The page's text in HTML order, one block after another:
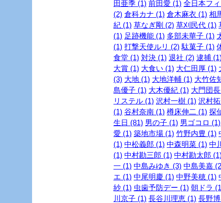
田亜季 (1) 前田愛 (1) 全日本フ
(2) 倉科カナ (1) 倉木麻衣 (1) 相
紀 (1) 草なぎ剛 (2) 草刈民代 (1)
(1) 足跡機能 (1) 多部未華子 (1)
(1) 打撃天使ルリ (2) 駄菓子 (1)
食堂 (1) 対決 (1) 退社 (2) 逮捕
大賞 (1) 大食い (1) 大仁田厚 (1)
(3) 大地 (1) 大地洋輔 (1) 大竹佐
島優子 (1) 大木優紀 (1) 大門団
リステル (1) 沢村一樹 (1) 沢村
(1) 谷村奈南 (1) 樽床伸二 (1) 探
生日 (81) 男の子 (1) 男ゴコロ (1)
愛 (1) 築地市場 (1) 竹野内豊 (1)
(1) 中松義郎 (1) 中森明菜 (1) 中
(1) 中村勘三郎 (1) 中村勘太郎
一 (1) 中島みゆき (3) 中島美嘉
エ (1) 中尾明慶 (1) 中野美穂 (1)
紗 (1) 虫歯予防デー (1) 朝ドラ
川京子 (1) 長谷川理恵 (1) 長野